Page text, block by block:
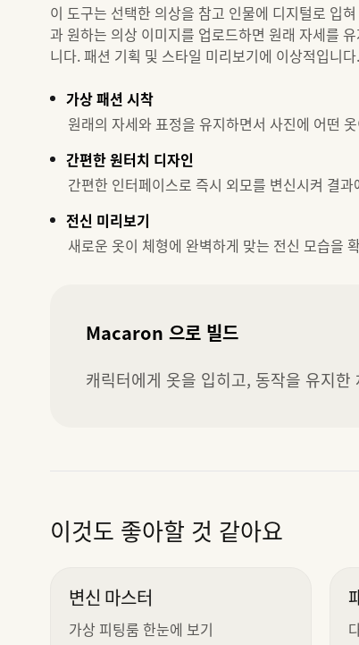
이 도구는 선택한 의상을 참고 인물에 디지털로 입
과 원하는 의상 이미지를 업로드하면 원래 자세를
니다. 패션 기획 및 스타일 미리보기에 이상적입니다.
가상 패션 시착
원래의 자세와 표정을 유지하면서 사진에 어떤
간편한 원터치 디자인
간편한 인터페이스로 즉시 외모를 변신시켜 결과
전신 미리보기
새로운 옷이 체형에 완벽하게 맞는 전신 모습을
Macaron 으로 빌드
캐릭터에게 옷을 입히고, 동작을 유지
이것도 좋아할 것 같아요
변신 마스터
가상 피팅룸 한눈에 보기